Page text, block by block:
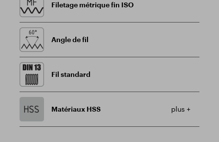
Filetage métrique fin ISO
Angle de fil
Fil standard
Matériaux HSS plus +